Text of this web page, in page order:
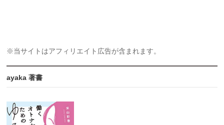
※当サイトはアフィリエイト広告が含まれます。
ayaka 著書